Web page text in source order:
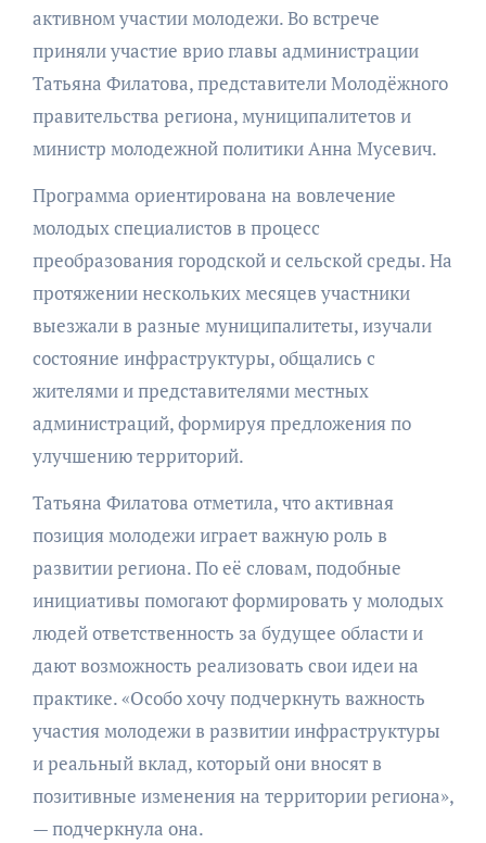
активном участии молодежи. Во встрече
приняли участие врио главы администрации
Татьяна Филатова, представители Молодёжного
правительства региона, муниципалитетов и
министр молодежной политики Анна Мусевич.
Программа ориентирована на вовлечение
молодых специалистов в процесс
преобразования городской и сельской среды. На
протяжении нескольких месяцев участники
выезжали в разные муниципалитеты, изучали
состояние инфраструктуры, общались с
жителями и представителями местных
администраций, формируя предложения по
улучшению территорий.
Татьяна Филатова отметила, что активная
позиция молодежи играет важную роль в
развитии региона. По её словам, подобные
инициативы помогают формировать у молодых
людей ответственность за будущее области и
дают возможность реализовать свои идеи на
практике. «Особо хочу подчеркнуть важность
участия молодежи в развитии инфраструктуры
и реальный вклад, который они вносят в
позитивные изменения на территории региона»,
— подчеркнула она.